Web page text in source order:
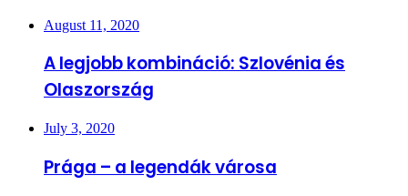
August 11, 2020
A legjobb kombináció: Szlovénia és
Olaszország
July 3, 2020
Prága – a legendák városa